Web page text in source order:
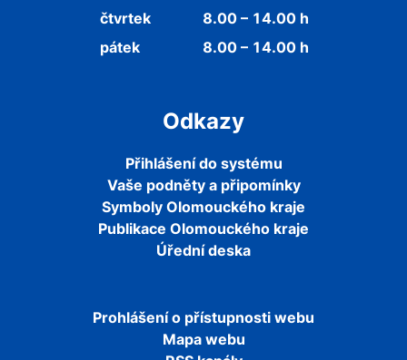
čtvrtek
8.00 – 14.00 h
pátek
8.00 – 14.00 h
Odkazy
Přihlášení do systému
Vaše podněty a připomínky
Symboly Olomouckého kraje
Publikace Olomouckého kraje
Úřední deska
Prohlášení o přístupnosti webu
Mapa webu